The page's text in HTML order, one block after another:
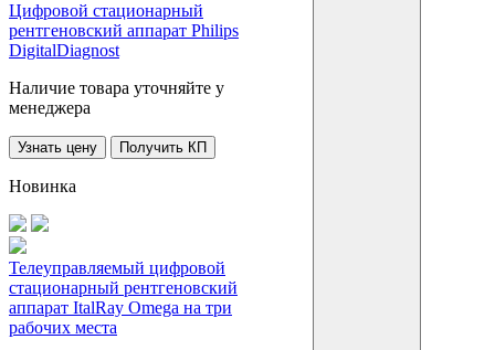
Цифровой стационарный
рентгеновский аппарат Philips
DigitalDiagnost
Наличие товара уточняйте у
менеджера
Узнать цену Получить КП
Новинка
Телеуправляемый цифровой
стационарный рентгеновский
аппарат ItalRay Omega на три
рабочих места